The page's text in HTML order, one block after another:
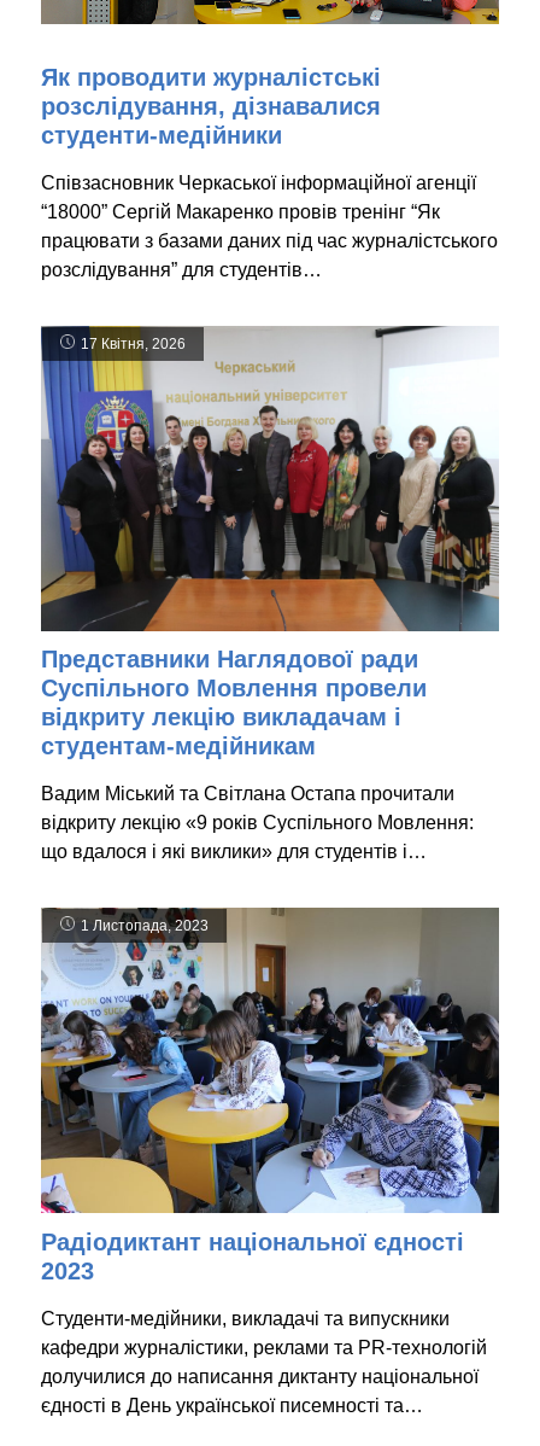
Як проводити журналістські
розслідування, дізнавалися
студенти-медійники
Співзасновник Черкаської інформаційної агенції
“18000” Сергій Макаренко провів тренінг “Як
працювати з базами даних під час журналістського
розслідування” для студентів…
17 Квітня, 2026
Представники Наглядової ради
Суспільного Мовлення провели
відкриту лекцію викладачам і
студентам-медійникам
Вадим Міський та Світлана Остапа прочитали
відкриту лекцію «9 років Суспільного Мовлення:
що вдалося і які виклики» для студентів і…
1 Листопада, 2023
Радіодиктант національної єдності
2023
Студенти-медійники, викладачі та випускники
кафедри журналістики, реклами та PR-технологій
долучилися до написання диктанту національної
єдності в День української писемності та…